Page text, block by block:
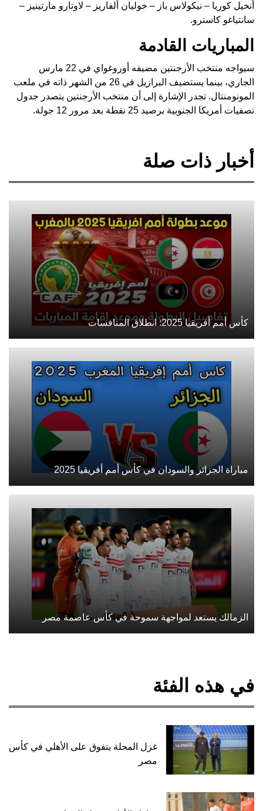
أنخيل كوريا – نيكولاس باز – خوليان ألفاريز – لاوتارو مارتينيز –
سانتياغو كاسترو.
المباريات القادمة
سيواجه منتخب الأرجنتين مضيفه أوروغواي في 22 مارس
الجاري، بينما يستضيف البرازيل في 26 من الشهر ذاته في ملعب
المونومنتال. تجدر الإشارة إلى أن منتخب الأرجنتين يتصدر جدول
تصفيات أمريكا الجنوبية برصيد 25 نقطة بعد مرور 12 جولة.
أخبار ذات صلة
كأس أمم أفريقيا 2025: انطلاق المنافسات
مباراة الجزائر والسودان في كأس أمم أفريقيا 2025
الزمالك يستعد لمواجهة سموحة في كأس عاصمة مصر
في هذه الفئة
غزل المحلة يتفوق على الأهلي في كأس
مصر